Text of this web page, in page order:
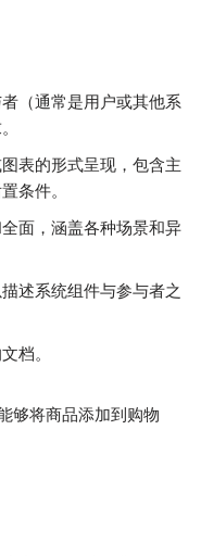
（通常是用户或其他系
表的形式呈现，包含主
条件。
面，涵盖各种场景和异
述系统组件与参与者之
档。
够将商品添加到购物